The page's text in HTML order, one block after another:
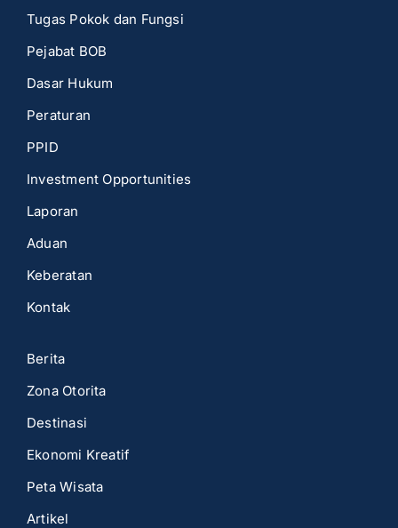
Tugas Pokok dan Fungsi
Pejabat BOB
Dasar Hukum
Peraturan
PPID
Investment Opportunities
Laporan
Aduan
Keberatan
Kontak
Berita
Zona Otorita
Destinasi
Ekonomi Kreatif
Peta Wisata
Artikel